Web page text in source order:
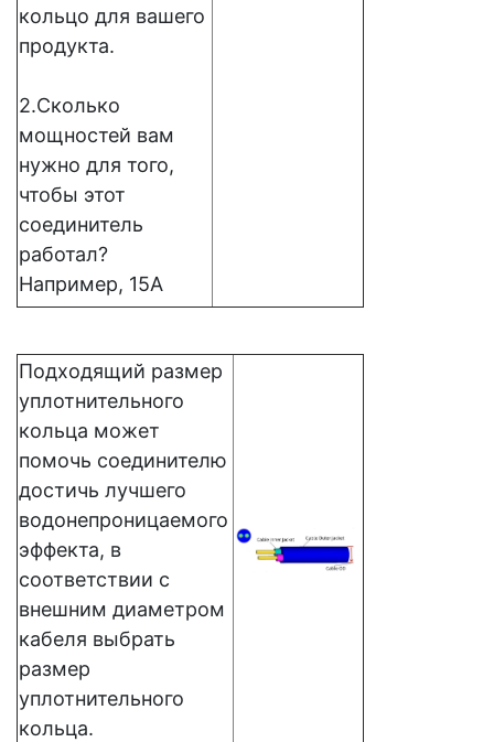
кольцо для вашего
продукта.
2.Сколько
мощностей вам
нужно для того,
чтобы этот
соединитель
работал?
Например, 15А
Подходящий размер
уплотнительного
кольца может
помочь соединителю
достичь лучшего
водонепроницаемого
эффекта, в
соответствии с
внешним диаметром
кабеля выбрать
размер
уплотнительного
кольца.